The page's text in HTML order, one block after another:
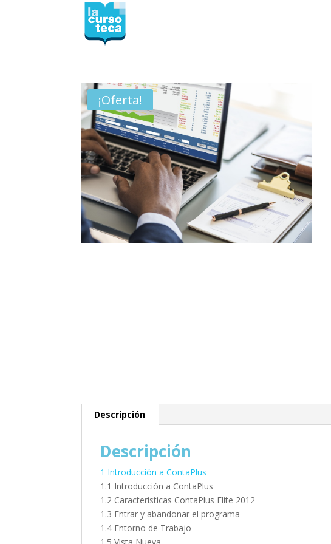
¡Oferta!
Descripción
Descripción
1 Introducción a ContaPlus
1.1 Introducción a ContaPlus
1.2 Características ContaPlus Elite 2012
1.3 Entrar y abandonar el programa
1.4 Entorno de Trabajo
1.5 Vista Nueva